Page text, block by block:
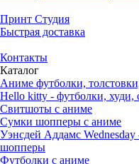
Принт Студия
Быстрая доставка
Контакты
Каталог
Аниме футболки,
Hello kitty - футболки,
Свитшоты с аниме
Сумки шопперы с аниме
Уэнсдей Аддамс
шопперы
Футболки с аниме